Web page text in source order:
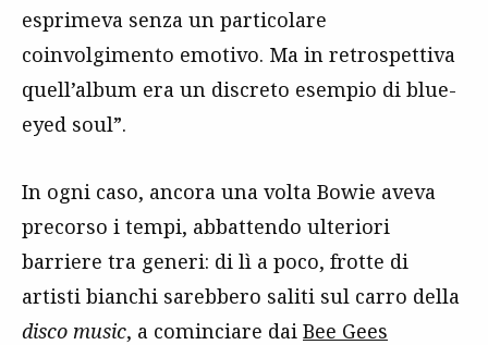
esprimeva senza un particolare
coinvolgimento emotivo. Ma in retrospettiva
quell’album era un discreto esempio di blue-
eyed soul”.
In ogni caso, ancora una volta Bowie aveva
precorso i tempi, abbattendo ulteriori
barriere tra generi: di lì a poco, frotte di
artisti bianchi sarebbero saliti sul carro della
disco music, a cominciare dai Bee Gees